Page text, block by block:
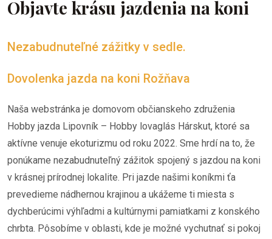
Objavte krásu jazdenia na koni
Nezabudnuteľné zážitky v sedle.
Dovolenka jazda na koni Rožňava
Naša webstránka je domovom občianskeho združenia
Hobby jazda Lipovník – Hobby lovaglás Hárskut, ktoré sa
aktívne venuje ekoturizmu od roku 2022. Sme hrdí na to, že
ponúkame nezabudnuteľný zážitok spojený s jazdou na koni
v krásnej prírodnej lokalite. Pri jazde našimi koníkmi ťa
prevedieme nádhernou krajinou a ukážeme ti miesta s
dychberúcimi výhľadmi a kultúrnymi pamiatkami z konského
chrbta. Pôsobíme v oblasti, kde je možné vychutnať si pokoj